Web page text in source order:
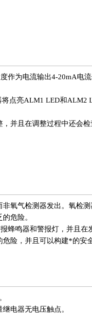
作为电流输出4-20mA电
点亮ALM1 LED和ALM2
并且在调整过程中还会
氧气检测器发出。 氧检
危险。
蜂鸣器和警报灯，并且在
险，并且可以构建*的安
电器无电压触点。